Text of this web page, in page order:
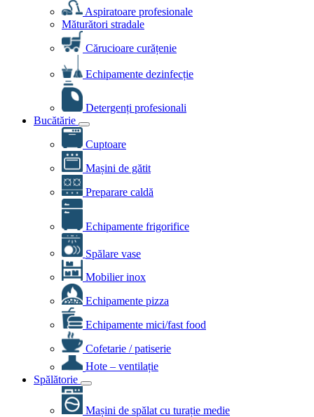
Aspiratoare profesionale
Măturători stradale
Cărucioare curățenie
Echipamente dezinfecție
Detergenți profesionali
Bucătărie
Cuptoare
Mașini de gătit
Preparare caldă
Echipamente frigorifice
Spălare vase
Mobilier inox
Echipamente pizza
Echipamente mici/fast food
Cofetarie / patiserie
Hote – ventilație
Spălătorie
Mașini de spălat cu turație medie